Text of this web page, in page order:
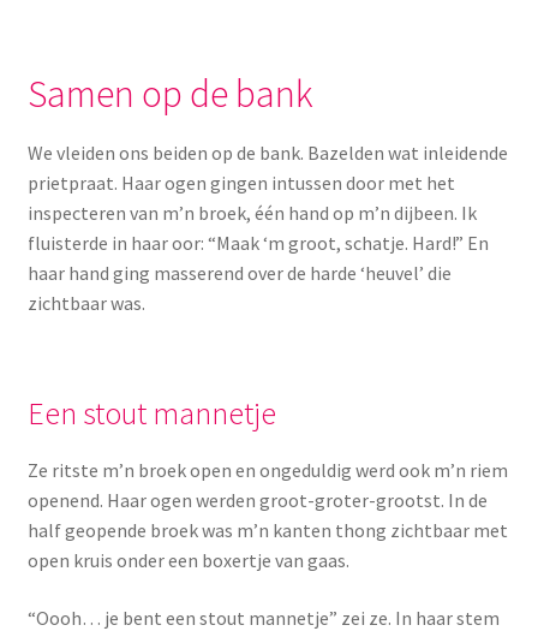
Diverse
Samen op de bank
We vleiden ons beiden op de bank. Bazelden wat inleidende
prietpraat. Haar ogen gingen intussen door met het
inspecteren van m’n broek, één hand op m’n dijbeen. Ik
fluisterde in haar oor: “Maak ‘m groot, schatje. Hard!” En
haar hand ging masserend over de harde ‘heuvel’ die
zichtbaar was.
Een stout mannetje
Ze ritste m’n broek open en ongeduldig werd ook m’n riem
openend. Haar ogen werden groot-groter-grootst. In de
half geopende broek was m’n kanten thong zichtbaar met
open kruis onder een boxertje van gaas.
“Oooh… je bent een stout mannetje” zei ze. In haar stem